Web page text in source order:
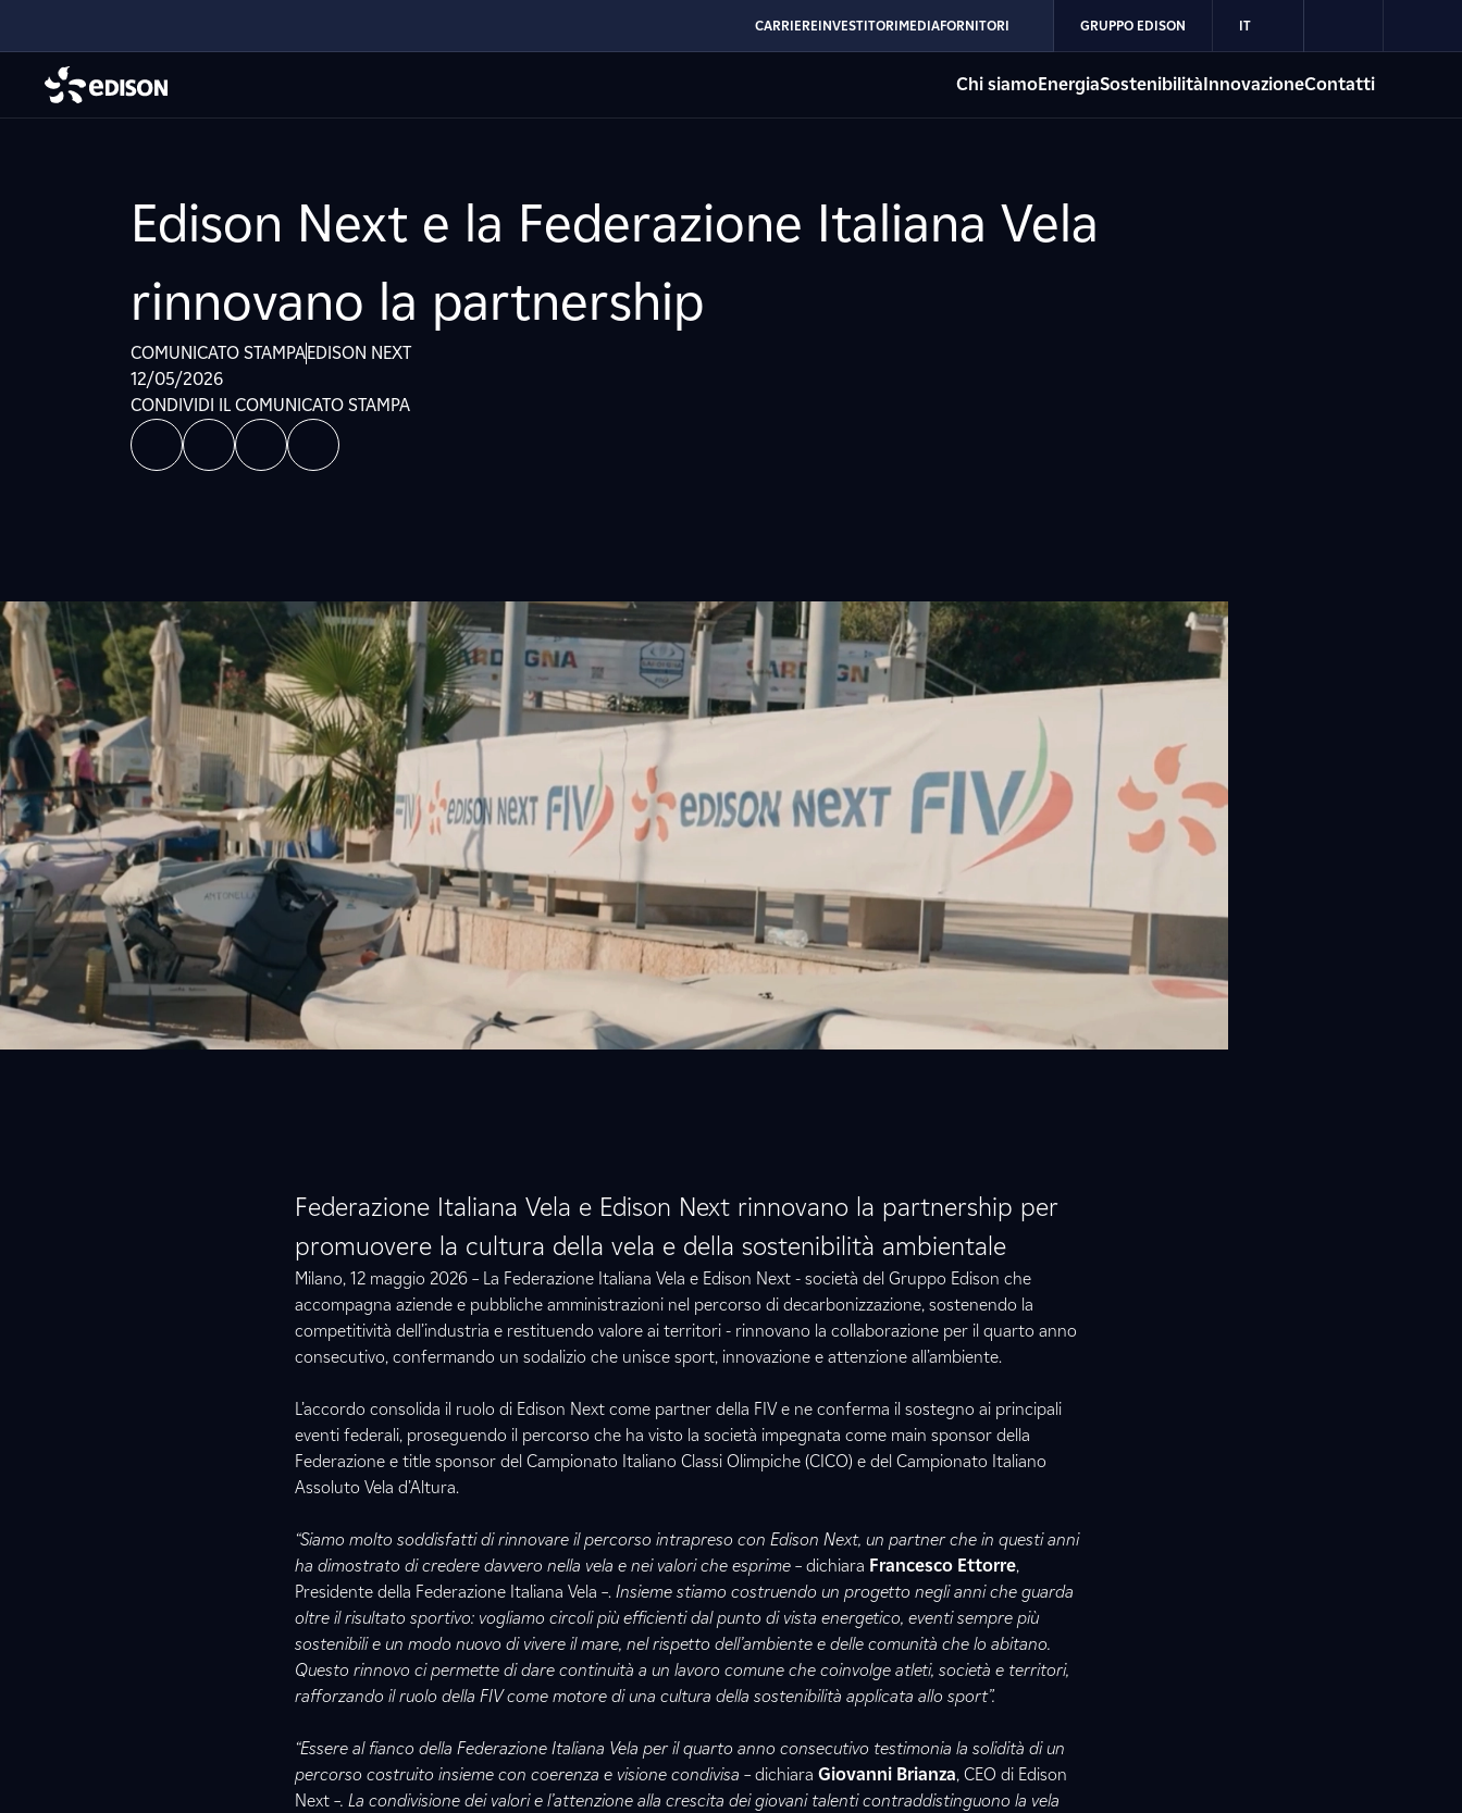
CARRIEREINVESTITORIMEDIAFORNITORI GRUPPO EDISON IT
Chi siamoEnergiaSostenibilitàInnovazioneContatti
Edison Next e la Federazione Italiana Vela
rinnovano la partnership
COMUNICATO STAMPAEDISON NEXT
12/05/2026
CONDIVIDI IL COMUNICATO STAMPA
Federazione Italiana Vela e Edison Next rinnovano la partnership per
promuovere la cultura della vela e della sostenibilità ambientale
Milano, 12 maggio 2026 – La Federazione Italiana Vela e Edison Next - società del Gruppo Edison che
accompagna aziende e pubbliche amministrazioni nel percorso di decarbonizzazione, sostenendo la
competitività dell’industria e restituendo valore ai territori - rinnovano la collaborazione per il quarto anno
consecutivo, confermando un sodalizio che unisce sport, innovazione e attenzione all’ambiente.
L’accordo consolida il ruolo di Edison Next come partner della FIV e ne conferma il sostegno ai principali
eventi federali, proseguendo il percorso che ha visto la società impegnata come main sponsor della
Federazione e title sponsor del Campionato Italiano Classi Olimpiche (CICO) e del Campionato Italiano
Assoluto Vela d’Altura.
“Siamo molto soddisfatti di rinnovare il percorso intrapreso con Edison Next, un partner che in questi anni
ha dimostrato di credere davvero nella vela e nei valori che esprime– dichiara Francesco Ettorre,
Presidente della Federazione Italiana Vela –. Insieme stiamo costruendo un progetto negli anni che guarda
oltre il risultato sportivo: vogliamo circoli più efficienti dal punto di vista energetico, eventi sempre più
sostenibili e un modo nuovo di vivere il mare, nel rispetto dell’ambiente e delle comunità che lo abitano.
Questo rinnovo ci permette di dare continuità a un lavoro comune che coinvolge atleti, società e territori,
rafforzando il ruolo della FIV come motore di una cultura della sostenibilità applicata allo sport”.
“Essere al fianco della Federazione Italiana Vela per il quarto anno consecutivo testimonia la solidità di un
percorso costruito insieme con coerenza e visione condivisa – dichiara Giovanni Brianza, CEO di Edison
Next–. La condivisione dei valori e l’attenzione alla crescita dei giovani talenti contraddistinguono la vela